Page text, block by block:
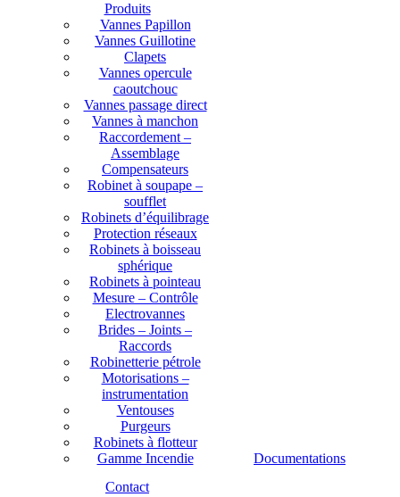
Produits
Vannes Papillon
Vannes Guillotine
Clapets
Vannes opercule
caoutchouc
Vannes passage direct
Vannes à manchon
Raccordement –
Assemblage
Compensateurs
Robinet à soupape –
soufflet
Robinets d’équilibrage
Protection réseaux
Robinets à boisseau
sphérique
Robinets à pointeau
Mesure – Contrôle
Electrovannes
Brides – Joints –
Raccords
Robinetterie pétrole
Motorisations –
instrumentation
Ventouses
Purgeurs
Robinets à flotteur
Gamme Incendie
Documentations
Contact